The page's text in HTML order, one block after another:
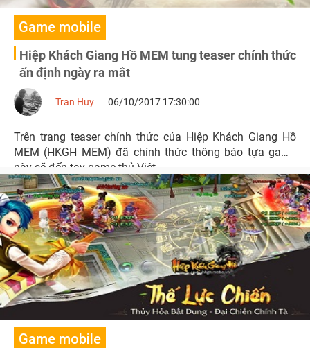
Game mobile
Hiệp Khách Giang Hồ MEM tung teaser chính thức
ấn định ngày ra mắt
Tran Huy 06/10/2017 17:30:00
Trên trang teaser chính thức của Hiệp Khách Giang Hồ
MEM (HKGH MEM) đã chính thức thông báo tựa game
này sẽ đến tay game thủ Việt
Game mobile